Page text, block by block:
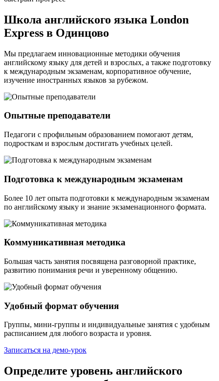
Школа английского языка London
Express в Одинцово
Мы предлагаем инновационные методики обучения
английскому языку для детей и взрослых, а также подготовку
к международным экзаменам, корпоративное обучение,
изучение иностранных языков за рубежом.
Опытные преподаватели
Педагоги с профильным образованием помогают детям,
подросткам и взрослым достигать учебных целей.
Подготовка к международным экзаменам
Более 10 лет опыта подготовки к международным экзаменам
по английскому языку и знание экзаменационного формата.
Коммуникативная методика
Большая часть занятия посвящена разговорной практике,
развитию понимания речи и уверенному общению.
Удобный формат обучения
Группы, мини-группы и индивидуальные занятия с удобным
расписанием для любого возраста и уровня.
Записаться на демо-урок
Определите уровень английского